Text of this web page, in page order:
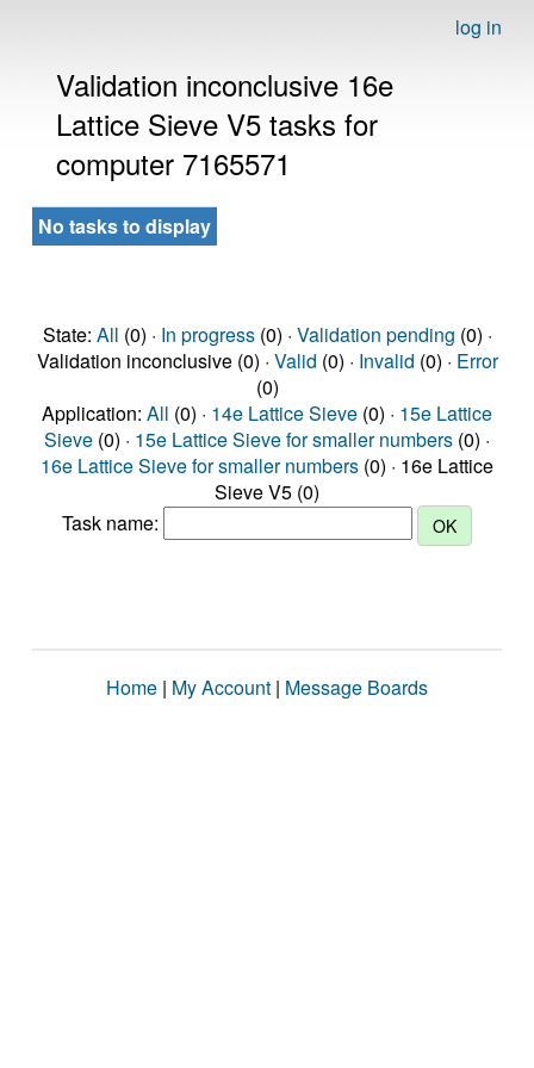
log in
Validation inconclusive 16e
Lattice Sieve V5 tasks for
computer 7165571
No tasks to display
State: All (0) · In progress(0) · Validation pending (0) ·
Validation inconclusive (0) · Valid (0) · Invalid (0) · Error
(0)
Application: All (0) · 14e Lattice Sieve (0) · 15e Lattice
Sieve (0) · 15e Lattice Sieve for smaller numbers (0) ·
16e Lattice Sieve for smaller numbers (0) · 16e Lattice
Sieve V5 (0)
Task name:
Home | My Account | Message Boards